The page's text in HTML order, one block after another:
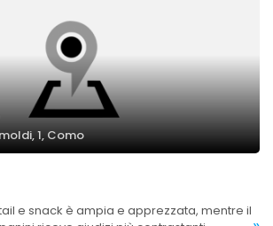
1, Como